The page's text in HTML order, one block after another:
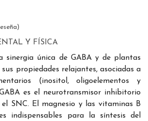
Y FÍSICA
sinergia única de GABA y de plantas
sus propiedades relajantes, asociadas a
(inositol, oligoelementos y
es el neurotransmisor inhibitorio
el SNC. El magnesio y las vitaminas B
indispensables para la síntesis del